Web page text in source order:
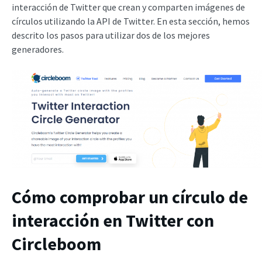
interacción de Twitter que crean y comparten imágenes de
círculos utilizando la API de Twitter. En esta sección, hemos
descrito los pasos para utilizar dos de los mejores
generadores.
Cómo comprobar un círculo de
interacción en Twitter con
Circleboom